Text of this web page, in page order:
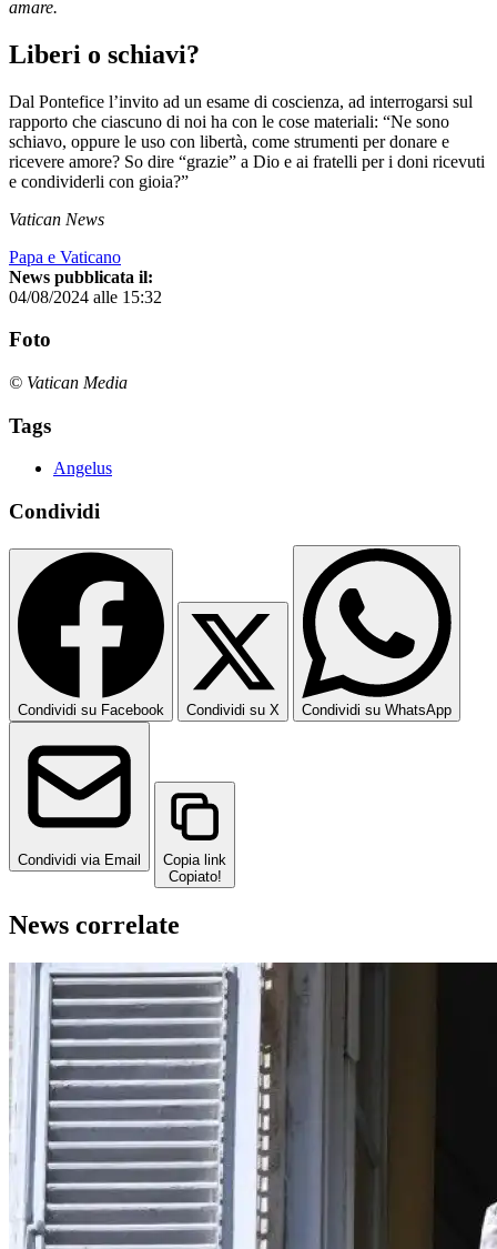
amare.
Liberi o schiavi?
Dal Pontefice l’invito ad un esame di coscienza, ad interrogarsi sul
rapporto che ciascuno di noi ha con le cose materiali: “Ne sono
schiavo, oppure le uso con libertà, come strumenti per donare e
ricevere amore? So dire “grazie” a Dio e ai fratelli per i doni ricevuti
e condividerli con gioia?”
Vatican News
Papa e Vaticano
News pubblicata il:
04/08/2024 alle 15:32
Foto
© Vatican Media
Tags
Angelus
Condividi
Condividi su Facebook Condividi su X Condividi su WhatsApp
Condividi via Email
Copia link
Copiato!
News correlate